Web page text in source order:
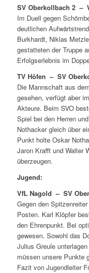
SV Oberkollbach 2 –
Im Duell gegen
deutlichen
Burkhardt, Niklas
gestatteten der Truppe
Erfolgserlebnis im
TV Höfen – SV
Die Mannschaft aus
gesehen, verfügt aber
Akteure. Beim SVO
Spiel bei den Herren
Nothacker gleich über
Punkt holte Oskar
Jaron Krafft und Walter
überzeugen.
Jugend:
VfL Nagold – SV
Gegen den
Posten. Karl Klöpfer
den Ehrenpunkt. Bei
gewesen. Sowohl das
Julius Greule
müssen unsere Punkte
Fazit von Jugendleiter